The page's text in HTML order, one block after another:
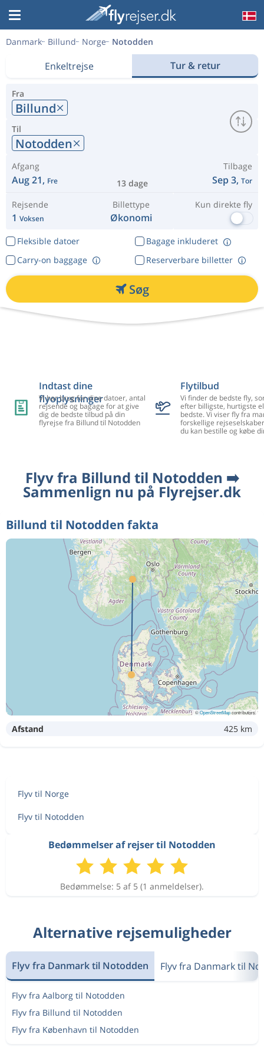
Danmark Billund Norge Notodden
Enkeltrejse Tur & retur
Fra
Billund
Til
Notodden
Afgang
Aug 21, Fre 13 dage
Tilbage
Sep 3, Tor
Rejsende
1 Voksen
Billettype
Økonomi
Kun direkte fly
Fleksible datoer
Bagage inkluderet
Reserverbare billetter
Carry-on baggage
Søg
Indtast dine
flyoplysninger
Vi har brug for dine datoer, antal
rejsende og bagage for at give
dig de bedste tilbud på din
flyrejse fra Billund til Notodden
Flytilbud
Vi finder de bedste fly,
efter billigste, hurtigste
bedste. Vi viser fly fra
forskellige
du kan bestille og købe
Flyv fra Billund til Notodden ➡️
Sammenlign nu på Flyrejser.dk
Billund til Notodden fakta
©OpenStreetMapcontributors
Afstand 425 km
Flyv til Norge
Flyv til Notodden
Bedømmelser af rejser til Notodden
Bedømmelse: 5 af 5 (1 anmeldelser).
Alternative rejsemuligheder
Flyv fra Danmark til Notodden Flyv fra Danmark til
Flyv fra Aalborg til Notodden
Flyv fra Billund til Notodden
Flyv fra København til Notodden